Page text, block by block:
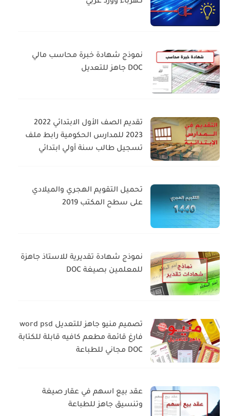
نموذج شهادة خبرة محاسب مالي
DOC جاهز للتعديل
تقديم الصف الأول الابتدائي 2022
2023 للمدارس الحكومية رابط ملف
تسجيل طالب سنة أولي ابتدائي
تحميل التقويم الهجري والميلادي
على سطح المكتب 2019
نموذج شهادة تقديرية للاستاذ جاهزة
للمعلمين بصيغة DOC
تصميم منيو جاهز للتعديل word psd
فارغ قائمة مطعم كافيه قابلة للكتابة
DOC مجاني للطباعة
عقد بيع اسهم في عقار صيغة
وتنسيق جاهز للطباعة